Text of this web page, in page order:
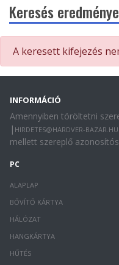
Keresés eredménye
A keresett kifejezés
INFORMÁCIÓ
Amennyiben töröltetni
| HIRDETES@HARDVER-BAZAR.HU
mellett szereplő
PC
ALAPLAP
BŐVÍTŐ KÁRTYA
HÁLÓZAT
HANGKÁRTYA
HŰTÉS